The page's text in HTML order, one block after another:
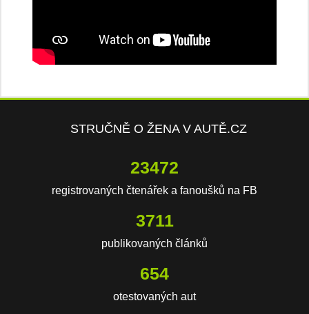
STRUČNĚ O ŽENA V AUTĚ.CZ
23472
registrovaných čtenářek a fanoušků na FB
3711
publikovaných článků
654
otestovaných aut